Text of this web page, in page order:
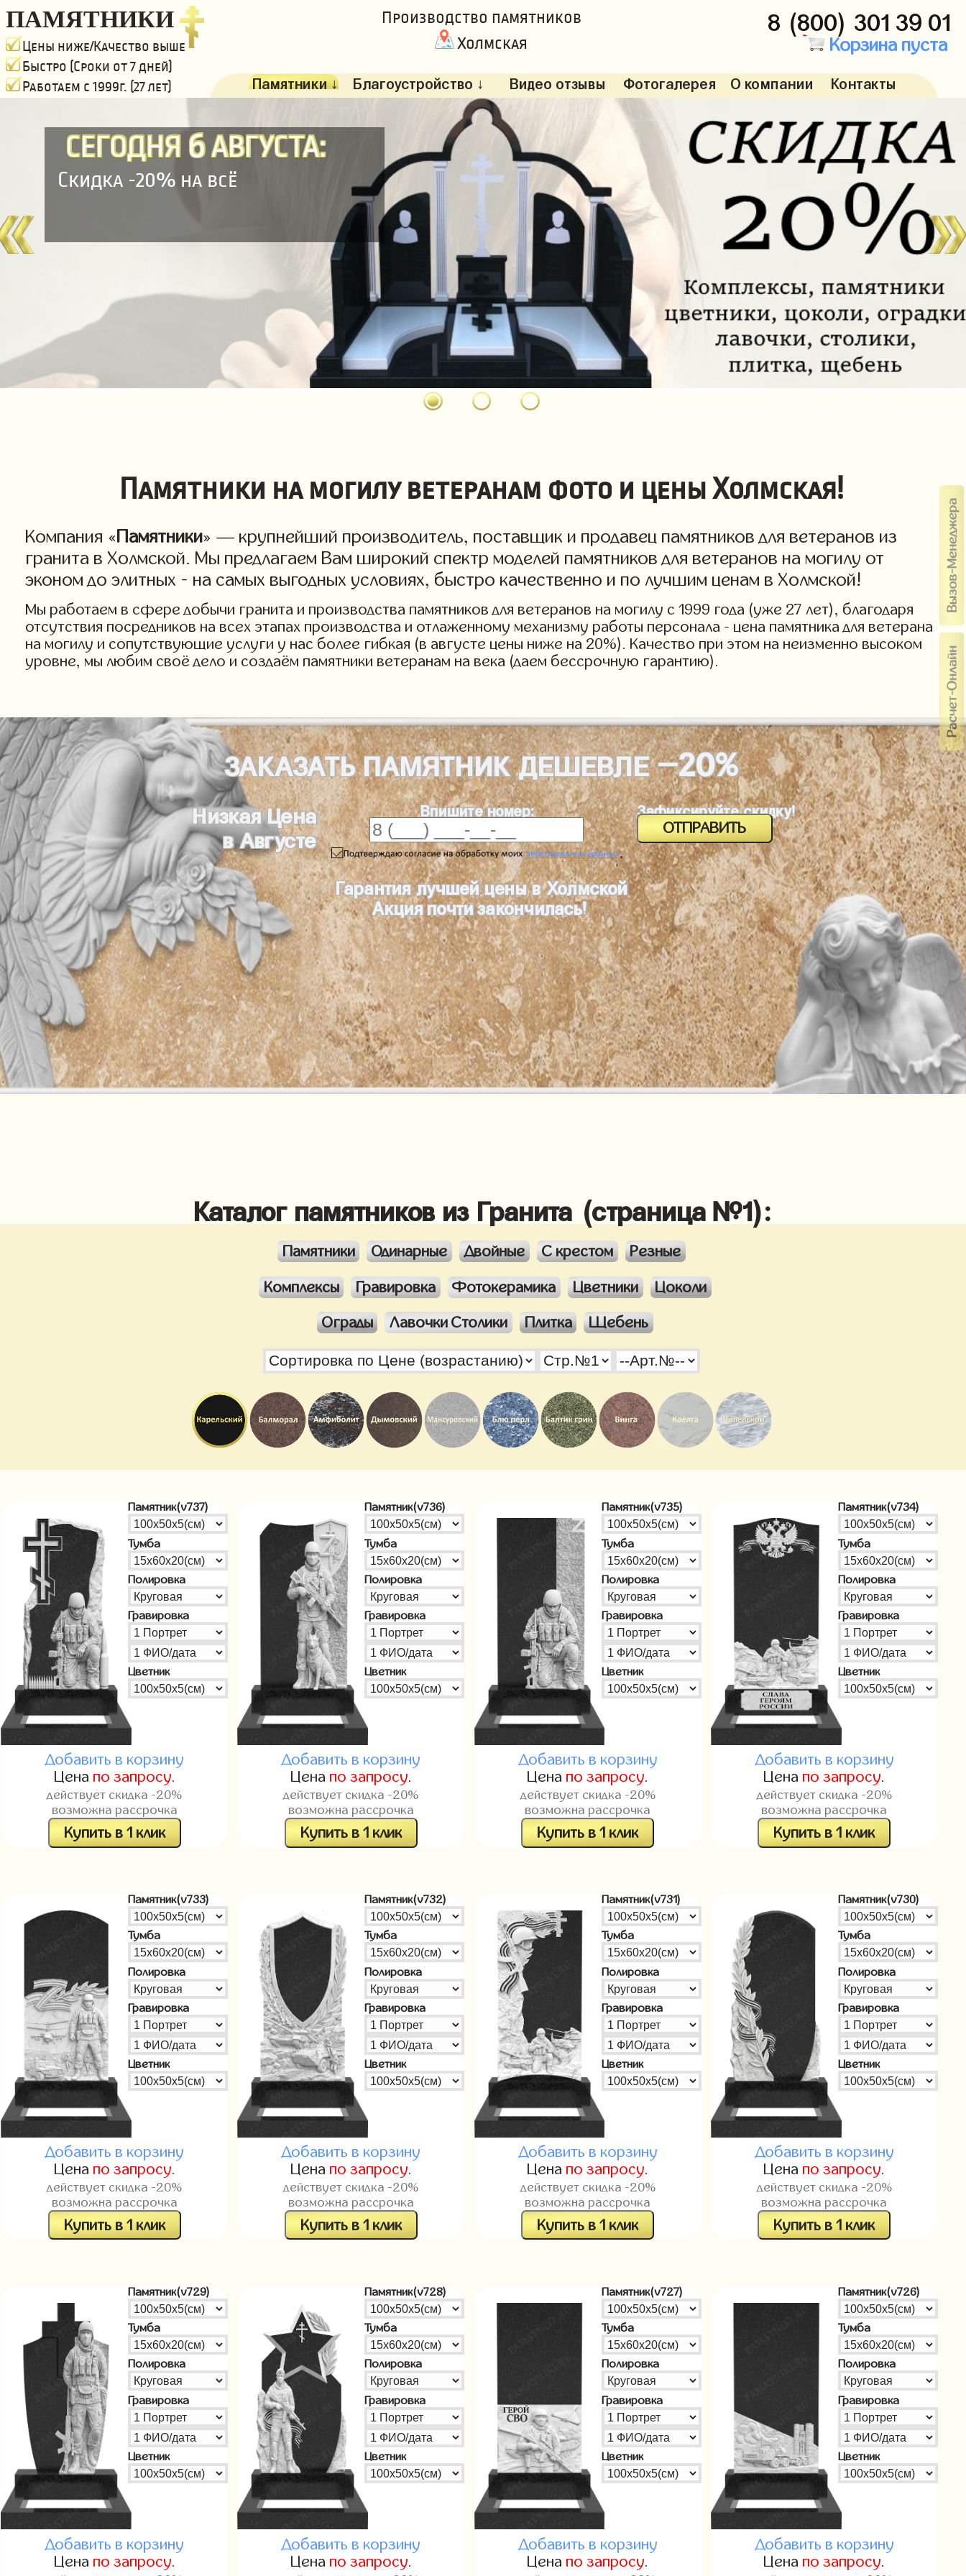
ПАМЯТНИКИ
Цены ниже/Качество выше
Быстро (Сроки от 7 дней)
Работаем с 1999г. (27 лет)
Производство памятников
Холмская
8 (800) 301 39 01
Корзина пуста
Памятники ↓ Благоустройство ↓ Видео отзывы Фотогалерея О компании Контакты
СЕГОДНЯ 6АВГУСТА:
Скидка -20% на всё
Памятники на могилу ветеранам фото и цены Холмская!
Компания « Памятники» — крупнейший производитель, поставщик и продавец памятников для ветеранов из
гранита в Холмской. Мы предлагаем Вам широкий спектр моделей памятников для ветеранов на могилу от
эконом до элитных - на самых выгодных условиях, быстро качественно и по лучшим ценам в Холмской!
Мы работаем в сфере добычи гранита и производства памятников для ветеранов на могилу с 1999 года (уже 27 лет), благодаря
отсутствия посредников на всех этапах производства и отлаженному механизму работы персонала - цена памятника для ветерана
на могилу и сопутствующие услуги у нас более гибкая (в августе цены ниже на 20%). Качество при этом на неизменно высоком
уровне, мы любим своё дело и создаём памятники ветеранам на века (даем бессрочную гарантию).
ЗАКАЗАТЬПАМЯТНИКДЕШЕВЛЕ-20%
Низкая Цена
в Августе
Впишите номер:
.
Зафиксируйте скидку!
Гарантия лучшей цены в Холмской
Акция почти закончилась!
Каталог памятников из Гранита (страница №1):
Памятники Одинарные Двойные С крестом Резные
Комплексы Гравировка Фотокерамика Цветники Цоколи
Ограды Лавочки Столики Плитка Щебень
Памятник(v737)
Тумба
Полировка
Гравировка
Цветник
Добавить в корзину
Цена по запросу.
действует скидка -20%
возможна рассрочка
Купить в 1 клик
Памятник(v736)
Тумба
Полировка
Гравировка
Цветник
Добавить в корзину
Цена по запросу.
действует скидка -20%
возможна рассрочка
Купить в 1 клик
Памятник(v735)
Тумба
Полировка
Гравировка
Цветник
Добавить в корзину
Цена по запросу.
действует скидка -20%
возможна рассрочка
Купить в 1 клик
Памятник(v734)
Тумба
Полировка
Гравировка
Цветник
Добавить в корзину
Цена по запросу.
действует скидка -20%
возможна рассрочка
Купить в 1 клик
Памятник(v733)
Тумба
Полировка
Гравировка
Цветник
Добавить в корзину
Цена по запросу.
действует скидка -20%
возможна рассрочка
Купить в 1 клик
Памятник(v732)
Тумба
Полировка
Гравировка
Цветник
Добавить в корзину
Цена по запросу.
действует скидка -20%
возможна рассрочка
Купить в 1 клик
Памятник(v731)
Тумба
Полировка
Гравировка
Цветник
Добавить в корзину
Цена по запросу.
действует скидка -20%
возможна рассрочка
Купить в 1 клик
Памятник(v730)
Тумба
Полировка
Гравировка
Цветник
Добавить в корзину
Цена по запросу.
действует скидка -20%
возможна рассрочка
Купить в 1 клик
Памятник(v729)
Тумба
Полировка
Гравировка
Цветник
Добавить в корзину
Цена по запросу.
Памятник(v728)
Тумба
Полировка
Гравировка
Цветник
Добавить в корзину
Цена по запросу.
Памятник(v727)
Тумба
Полировка
Гравировка
Цветник
Добавить в корзину
Цена по запросу.
Памятник(v726)
Тумба
Полировка
Гравировка
Цветник
Добавить в корзину
Цена по запросу.